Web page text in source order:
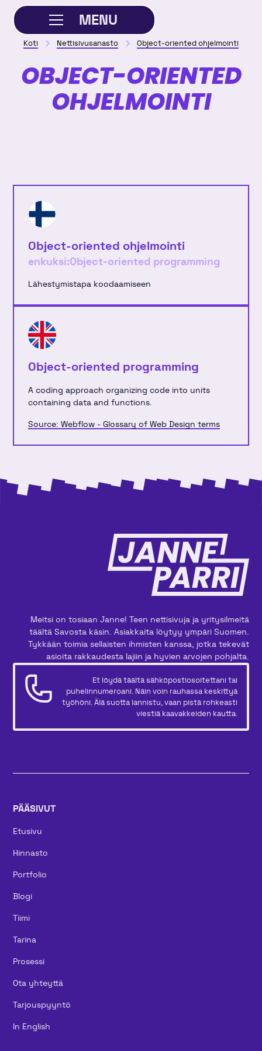
MENU
SULJE
Koti Nettisivusanasto Object-oriented ohjelmointi
OBJECT-ORIENTED
OHJELMOINTI
Object-oriented ohjelmointi
enkuksi:Object-oriented programming
Lähestymistapa koodaamiseen
Object-oriented programming
A coding approach organizing code into units
containing data and functions.
Source: Webflow - Glossary of Web Design terms
Meitsi on tosiaan Janne! Teen nettisivuja ja yritysilmeitä
täältä Savosta käsin. Asiakkaita löytyy ympäri Suomen.
Tykkään toimia sellaisten ihmisten kanssa, jotka tekevät
asioita rakkaudesta lajiin ja hyvien arvojen pohjalta.
Et löydä täältä sähköpostiosoitettani tai
puhelinnumeroani. Näin voin rauhassa keskittyä
työhöni. Älä suotta lannistu, vaan pistä rohkeasti
viestiä kaavakkeiden kautta.
PÄÄSIVUT
Etusivu
Hinnasto
Portfolio
Blogi
Tiimi
Tarina
Prosessi
Ota yhteyttä
Tarjouspyyntö
In English